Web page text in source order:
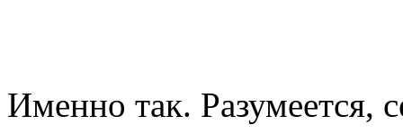
Именно так. Разумеется,